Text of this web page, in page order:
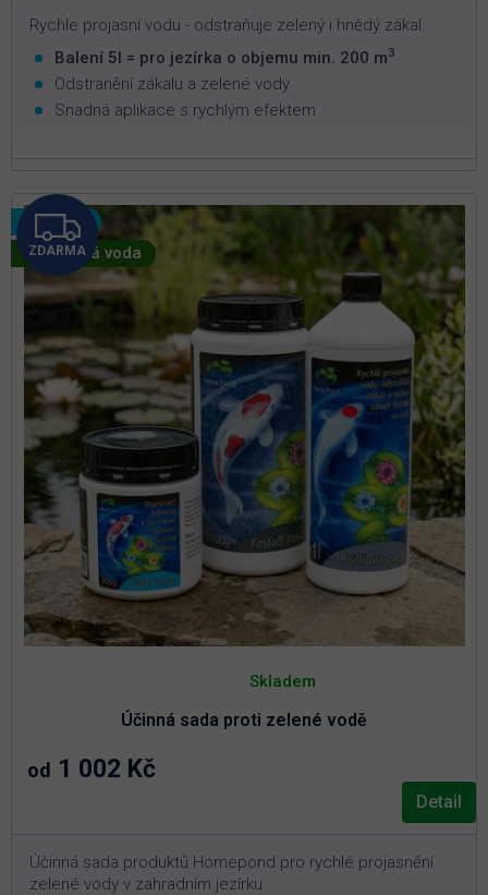
Rychle projasní vodu - odstraňuje zelený i hnědý zákal.
Balení 5l = pro jezírka o objemu min. 200 m3
Odstranění zákalu a zelené vody
Snadná aplikace s rychlým efektem
Novinka
🦠 Zelená voda
Z
D
A
R
M
A
ZDARMA
Účinná sada proti zelené vodě
hodnocení
je
5,0
Skladem
od 1 002 Kč
Detail
Účinná sada produktů Homepond pro rychlé projasnění
zelené vody v zahradním jezírku.